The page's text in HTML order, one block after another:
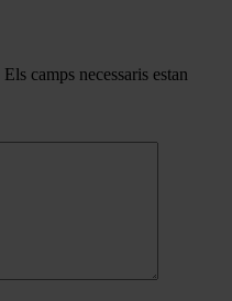
Els camps necessaris estan